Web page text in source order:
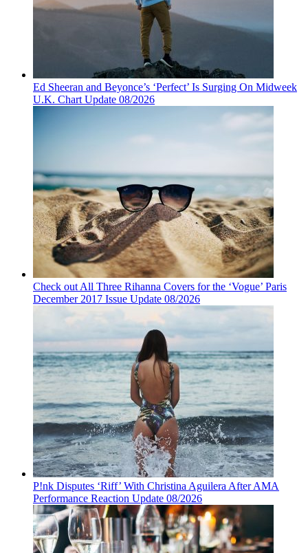
Ed Sheeran and Beyonce’s ‘Perfect’ Is Surging On Midweek
U.K. Chart Update 08/2026
Check out All Three Rihanna Covers for the ‘Vogue’ Paris
December 2017 Issue Update 08/2026
P!nk Disputes ‘Riff’ With Christina Aguilera After AMA
Performance Reaction Update 08/2026